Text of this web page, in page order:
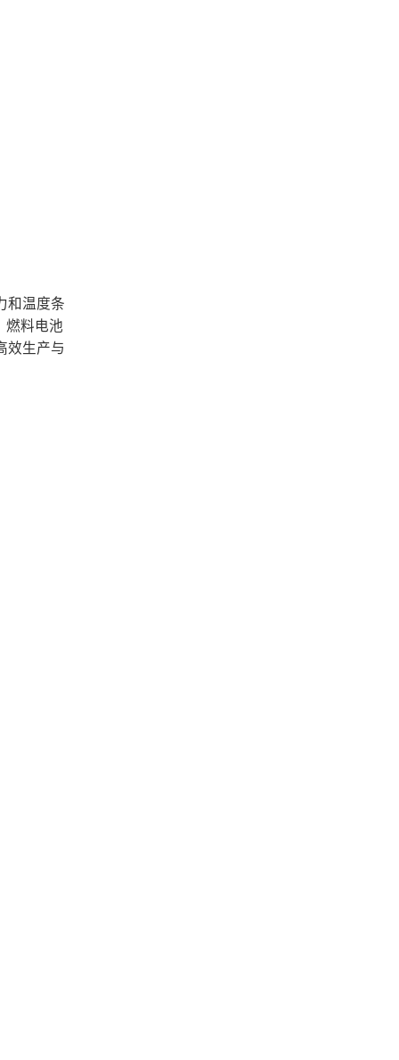
和温度条
燃料电池
效生产与